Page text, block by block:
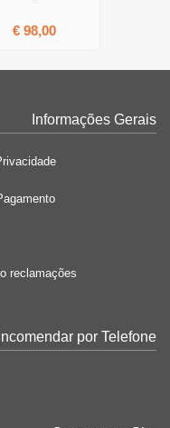
€ 98,00
Informações Gerais
reclamações
por Telefone